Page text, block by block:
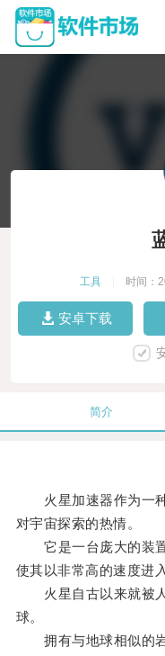
工具 时间：
安卓下载
简介
火星加速器作为一种
对宇宙探索的热情。
它是一台庞大的装置
使其以非常高的速度进
火星自古以来就被人
球。
拥有与地球相似的岩